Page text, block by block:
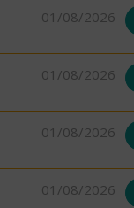
01/08/2026
01/08/2026
01/08/2026
01/08/2026